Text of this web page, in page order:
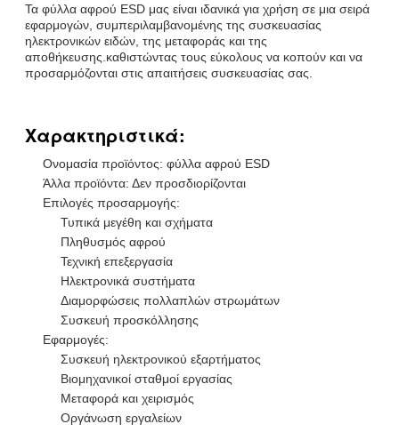
Τα φύλλα αφρού ESD μας είναι ιδανικά για χρήση σε μια σειρά
εφαρμογών, συμπεριλαμβανομένης της συσκευασίας
ηλεκτρονικών ειδών, της μεταφοράς και της
αποθήκευσης.καθιστώντας τους εύκολους να κοπούν και να
προσαρμόζονται στις απαιτήσεις συσκευασίας σας.
Χαρακτηριστικά:
Ονομασία προϊόντος: φύλλα αφρού ESD
Άλλα προϊόντα: Δεν προσδιορίζονται
Επιλογές προσαρμογής:
Τυπικά μεγέθη και σχήματα
Πληθυσμός αφρού
Τεχνική επεξεργασία
Ηλεκτρονικά συστήματα
Διαμορφώσεις πολλαπλών στρωμάτων
Συσκευή προσκόλλησης
Εφαρμογές:
Συσκευή ηλεκτρονικού εξαρτήματος
Βιομηχανικοί σταθμοί εργασίας
Μεταφορά και χειρισμός
Οργάνωση εργαλείων